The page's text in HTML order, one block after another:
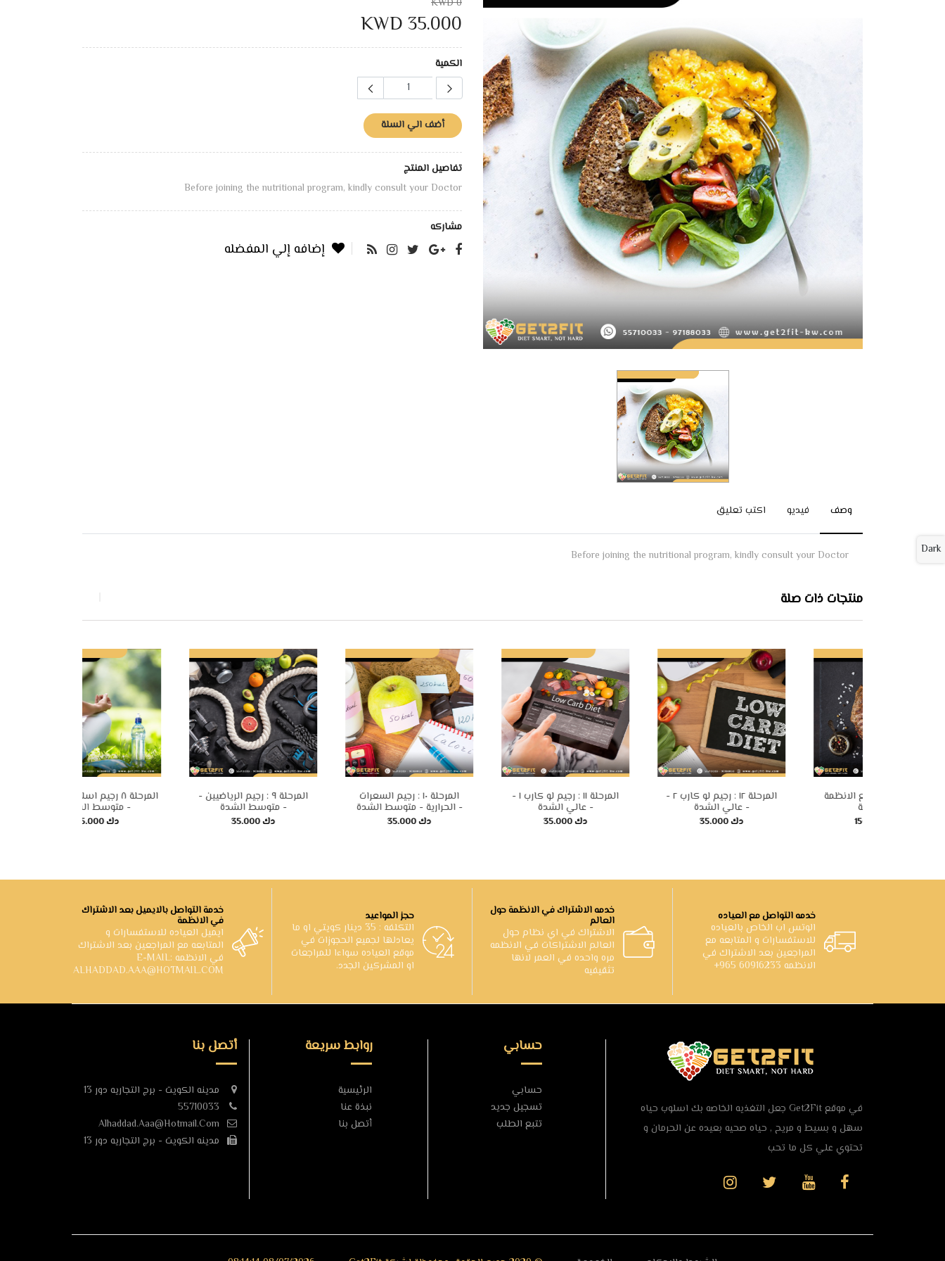
0 KWD
35.000 KWD
الكمية
أضف الي السلة
تفاصيل المنتج
Before joining the nutritional program, kindly consult your Doctor
مشاركه
إضافه إلي المفضله
وصف فيديو اكتب تعليق
Before joining the nutritional program, kindly consult your Doctor
منتجات ذات صلة
المرحلة ١٠ : رجيم السعرات المرحلة ١١ : رجيم لو كارب ١ - المرحلة ١٢ : رجيم لو كارب ٢ - رجيم شامل لجميع الانظمة المرحلة ٣ : رجيم حد الدوسه ٢ -
خدمه التواصل مع العياده
الوتس اب الخاص بالعياده
للاستفسارات و المتابعه مع
المراجعين بعد الاشتراك في
الانظمه 60916233 965+
خدمه الاشتراك في الانظمة حول
العالم
الاشتراك في اي نظام حول
العالم الاشتراكات في الانظمه
مره واحده في العمر لانها
تثقيفيه
حجز المواعيد
التكلفه : 35 دينار كويتي او ما
يعادلها لجميع الحجوزات في
موقع العياده سواءا للمراجعات
او المشركين الجدد.
خدمة التواصل بالايميل بعد الاشتراك
في الانظمة
ايميل العياده للاستفسارات و
المتابعه مع المراجعين بعد الاشتراك
في الانظمه E-MAIL:
ALHADDAD.AAA@HOTMAIL.COM
في موقع Get2Fit جعل التغذيه الخاصه بك اسلوب حياه
سهل و بسيط و مريح , حياه صحيه بعيده عن الحرمان و
تحتوي علي كل ما تحب
حسابي
حسابي
تسجيل جديد
تتبع الطلب
روابط سريعة
الرئيسية
نبذة عنا
أتصل بنا
أتصل بنا
مدينه الكويت - برج التجاريه دور 13
55710033
Alhaddad.aaa@hotmail.com
مدينه الكويت - برج التجاريه دور 13
Dark